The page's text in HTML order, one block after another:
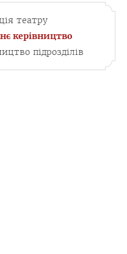
театру
керівництво
підрозділів